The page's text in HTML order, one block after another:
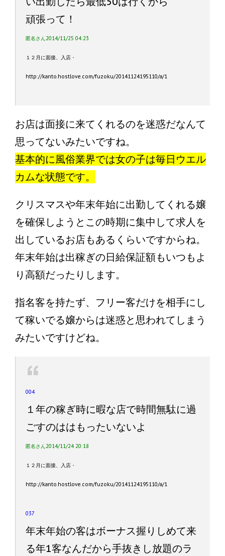
頑張って！
匿名さん2014/11/25 04:23
１２月に面接、入店・
http://kanto.hostlove.com/fuzoku/20141124195110/a/1
お店は面接に来てくれるのを迷惑だなんて
思ってないみたいですね。
基本的に風俗業界では女の子は毎日ウエル
カムな状態です。
クリスマスや年末年始に出勤してくれる嬢
を確保しようとこの時期に集中して求人を
出しているお店もあるくらいですからね。
年末年始は出稼ぎの日給保証額もいつもよ
り高額だったりします。
指名客を持たず、フリー客だけを相手にし
て稼いでる嬢からは迷惑と思われてしまう
みたいですけどね。
004
１年の稼ぎ時に暇な店で時間無駄に過
ごすのははもったいないよ
匿名さん2014/11/24 20:18
１２月に面接、入店・
http://kanto.hostlove.com/fuzoku/20141124195110/a/1
037
年末年始の客はボーナス握りしめて来
る年1客なんだから手抜きし放題のラ